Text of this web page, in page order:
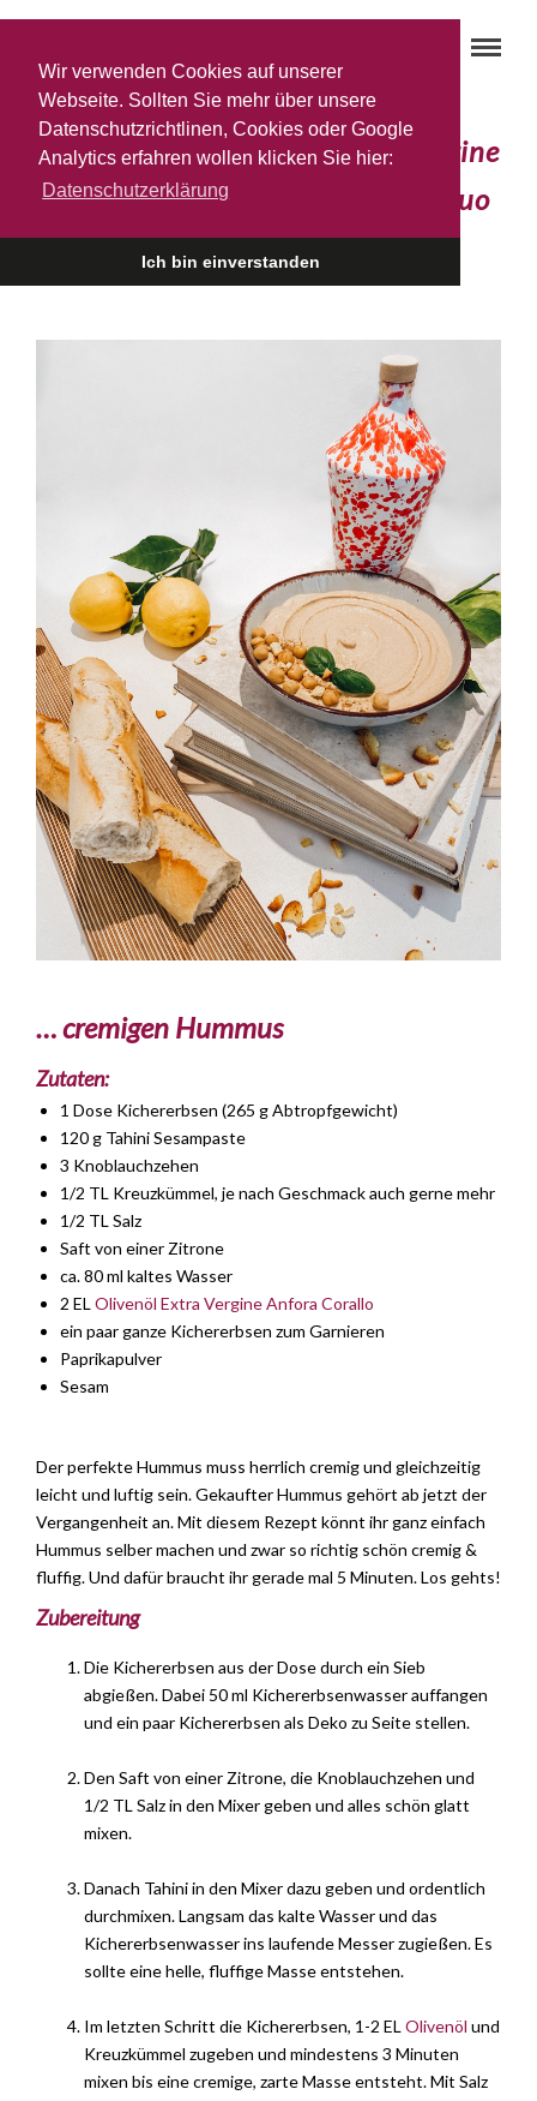
Wir verwenden Cookies auf unserer
Webseite. Sollten Sie mehr über unsere
Datenschutzrichtlinen, Cookies oder Google
Analytics erfahren wollen klicken Sie hier:
Datenschutzerklärung
Ich bin einverstanden
Du und dein ‚Olivenöl Extra Vergine
Anfora Corallo‘ – das perfekte Duo
für …
… cremigen Hummus
Zutaten:
1 Dose Kichererbsen (265 g Abtropfgewicht)
120 g Tahini Sesampaste
3 Knoblauchzehen
1/2 TL Kreuzkümmel, je nach Geschmack auch gerne mehr
1/2 TL Salz
Saft von einer Zitrone
ca. 80 ml kaltes Wasser
2 EL Olivenöl Extra Vergine Anfora Corallo
ein paar ganze Kichererbsen zum Garnieren
Paprikapulver
Sesam
Der perfekte Hummus muss herrlich cremig und gleichzeitig
leicht und luftig sein. Gekaufter Hummus gehört ab jetzt der
Vergangenheit an. Mit diesem Rezept könnt ihr ganz einfach
Hummus selber machen und zwar so richtig schön cremig &
fluffig. Und dafür braucht ihr gerade mal 5 Minuten. Los gehts!
Zubereitung
Die Kichererbsen aus der Dose durch ein Sieb
abgießen. Dabei 50 ml Kichererbsenwasser auffangen
und ein paar Kichererbsen als Deko zu Seite stellen.
Den Saft von einer Zitrone, die Knoblauchzehen und
1/2 TL Salz in den Mixer geben und alles schön glatt
mixen.
Danach Tahini in den Mixer dazu geben und ordentlich
durchmixen. Langsam das kalte Wasser und das
Kichererbsenwasser ins laufende Messer zugießen. Es
sollte eine helle, fluffige Masse entstehen.
Im letzten Schritt die Kichererbsen, 1-2 EL Olivenöl und
Kreuzkümmel zugeben und mindestens 3 Minuten
mixen bis eine cremige, zarte Masse entsteht. Mit Salz